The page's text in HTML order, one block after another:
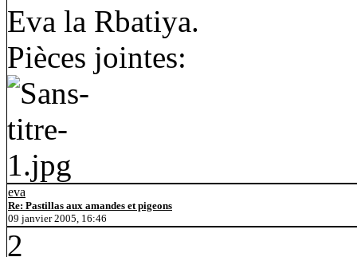
Eva la Rbatiya.
Pièces jointes:
eva
Re: Pastillas aux amandes et pigeons
09 janvier 2005, 16:46
2